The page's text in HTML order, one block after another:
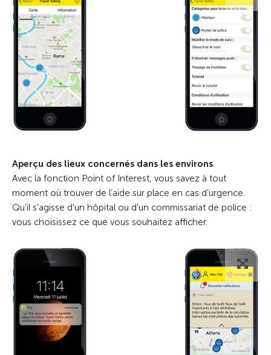
Aperçu des lieux concernés dans les environs
Avec la fonction Point of Interest, vous savez à tout
moment où trouver de l’aide sur place en cas d’urgence.
Qu’il s’agisse d’un hôpital ou d’un commissariat de police :
vous choisissez ce que vous souhaitez afficher.